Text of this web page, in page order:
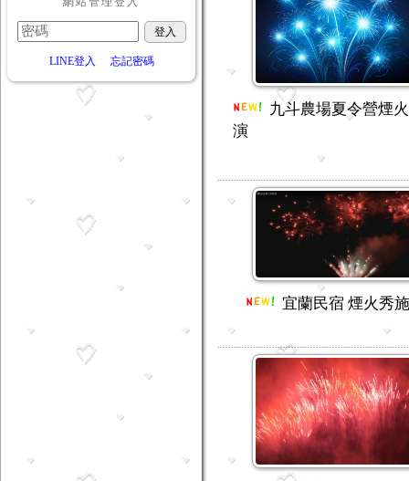
LINE登入 忘記密碼
九斗農場夏令營煙
演
宜蘭民宿 煙火秀